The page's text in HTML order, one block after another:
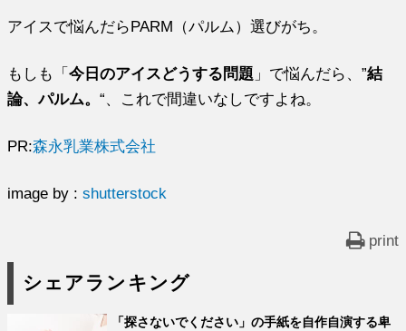
アイスで悩んだらPARM（パルム）選びがち。
もしも「今日のアイスどうする問題 」で悩んだら、”結
論、パルム。“、これで間違いなしですよね。
PR:森永乳業株式会社
image by :shutterstock
print
シェアランキング
「探さないでください」の手紙を自作自演する卑